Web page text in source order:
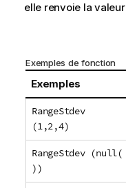
elle renvoie la valeur
Exemples de fonction
Exemples
RangeStdev
(1,2,4)
RangeStdev (null(
))